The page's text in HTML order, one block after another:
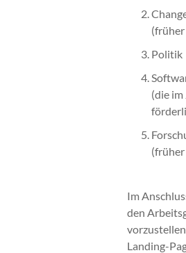
(früher
Politik
(die
Im
den
Landing-